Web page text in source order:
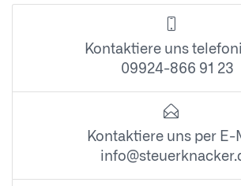
Kontaktiere uns
09924-866 91 23
Kontaktiere uns per E-